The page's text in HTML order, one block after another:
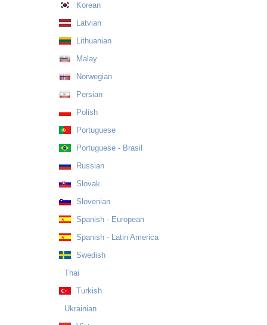
Korean
Latvian
Lithuanian
Malay
Norwegian
Persian
Polish
Portuguese
Portuguese - Brasil
Russian
Slovak
Slovenian
Spanish - European
Spanish - Latin America
Swedish
Thai
Turkish
Ukrainian